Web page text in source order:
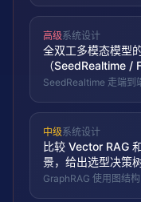
（HBM/LPU）。OLIX
decode 芯片商业可行
高级系统设计
全双工多模态模型
（SeedRealtime /
Realtime）有何架
SeedRealtime 走端到
AI 的下一个竞争维度
中级系统设计
比较 Vector RAG
景，给出选型决策
GraphRAG 使用图结